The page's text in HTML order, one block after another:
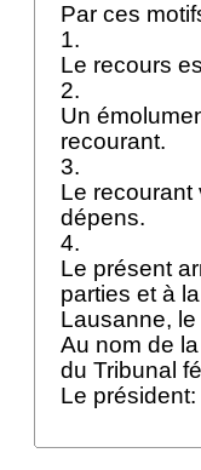
Par ces
1.
Le recours
2.
Un
recourant.
3.
Le recourant
dépens.
4.
Le présent
parties et à
Lausanne,
Au nom de
du Tribunal
Le